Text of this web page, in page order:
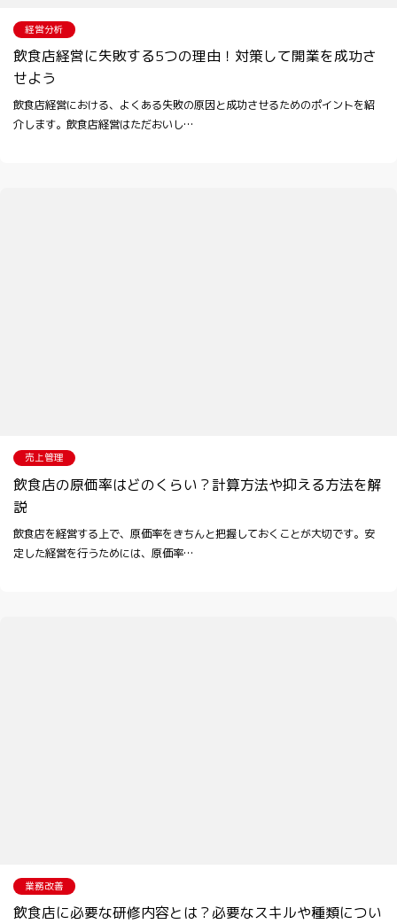
経営分析
飲食店経営に失敗する5つの理由！対策して開業を成功さ
せよう
飲食店経営における、よくある失敗の原因と成功させるためのポイントを紹
介します。飲食店経営はただおいし…
売上管理
飲食店の原価率はどのくらい？計算方法や抑える方法を解
説
飲食店を経営する上で、原価率をきちんと把握しておくことが大切です。安
定した経営を行うためには、原価率…
業務改善
飲食店に必要な研修内容とは？必要なスキルや種類につい